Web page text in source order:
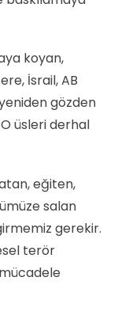
koyan,
İsrail, AB
gözden
üsleri derhal
eğiten,
salan
gerekir.
terör